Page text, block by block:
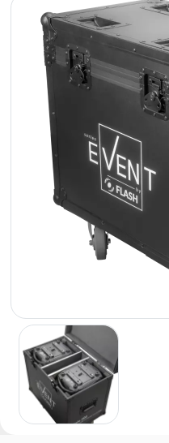
Sterowniki
DMX
Reflektory
Bateryjne
Outlet
Archiwum
produktów
marce
flash
Regulamin
Kontakt
Kariera